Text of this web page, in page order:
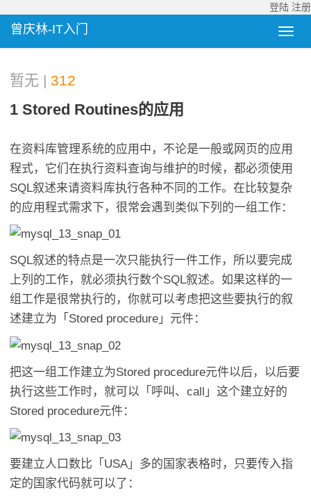
登陆 注册
曾庆林-IT入门
暂无 |312
1 Stored Routines的应用
在资料库管理系统的应用中，不论是一般或网页的应用
程式，它们在执行资料查询与维护的时候，都必须使用
SQL叙述来请资料库执行各种不同的工作。在比较复杂
的应用程式需求下，很常会遇到类似下列的一组工作：
SQL叙述的特点是一次只能执行一件工作，所以要完成
上列的工作，就必须执行数个SQL叙述。如果这样的一
组工作是很常执行的，你就可以考虑把这些要执行的叙
述建立为「Stored procedure」元件：
把这一组工作建立为Stored procedure元件以后，以后要
执行这些工作时，就可以「呼叫、call」这个建立好的
Stored procedure元件：
要建立人口数比「USA」多的国家表格时，只要传入指
定的国家代码就可以了：